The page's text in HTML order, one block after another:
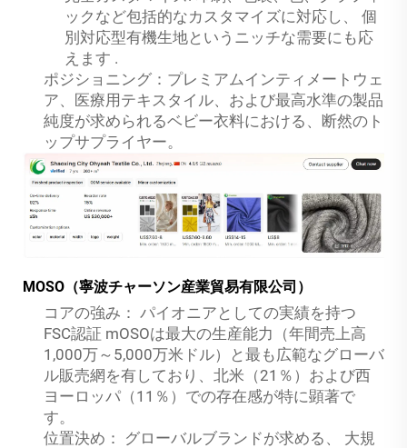
ックなど包括的なカスタマイズに対応し、 個
別対応型有機生地というニッチな需要にも応
えます .
ポジショニング：プレミアムインティメートウェ
ア、医療用テキスタイル、および最高水準の製品
純度が求められるベビー衣料における、断然のト
ップサプライヤー。
MOSO（寧波チャーソン産業貿易有限公司）
コアの強み： パイオニアとしての実績を持つ
FSC認証 mOSOは最大の生産能力（年間売上高
1,000万～5,000万米ドル）と最も広範なグローバ
ル販売網を有しており、北米（21％）および西
ヨーロッパ（11％）での存在感が特に顕著で
す。
位置決め： グローバルブランドが求める、 大規